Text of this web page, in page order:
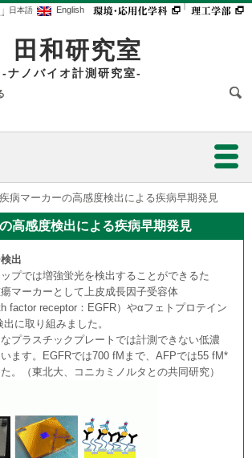
日本語 English ｜
田和研究室
-ナノバイオ計測研究室-
ホーム
研究紹介
細胞の高感度蛍光顕微鏡イメージング
疾病マーカーの高感度検出による疾病早期発見
局所的光異性化反応と結晶化制御
教授紹介
研究業績
メンバー
アクセス
疾病マーカーの高感度検出による疾病早期発見
高感度検出による疾病早期発見
出
プでは増強蛍光を検出することができるた
マーカーとして上皮成長因子受容体
factor receptor：EGFR）やαフェトプロテイン
に取り組みました。
プラスチックプレートでは計測できない低濃
ます。EGFRでは700 fMまで、AFPでは55 fM*
。（東北大、コニカミノルタとの共同研究）